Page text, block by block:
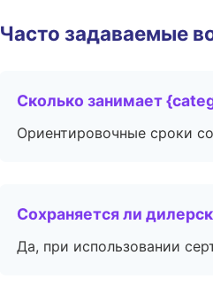
Часто задаваемые
Сколько занимает
Ориентировочные сроки
Сохраняется ли
Да, при использовании